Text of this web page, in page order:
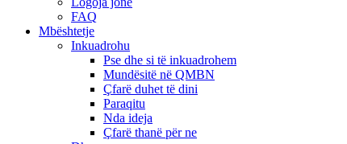
FAQ
Mbështetje
Inkuadrohu
Pse dhe si të inkuadrohem
Mundësitë në QMBN
Çfarë duhet të dini
Paraqitu
Nda ideja
Çfarë thanë për ne